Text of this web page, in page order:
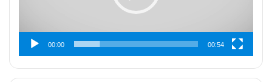
00:00 00:54